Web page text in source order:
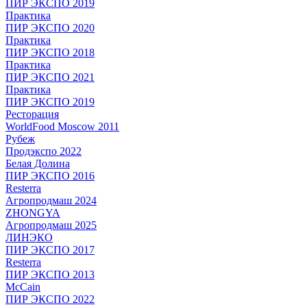
ПИР ЭКСПО 2019
Практика
ПИР ЭКСПО 2020
Практика
ПИР ЭКСПО 2018
Практика
ПИР ЭКСПО 2021
Практика
ПИР ЭКСПО 2019
Ресторация
WorldFood Moscow 2011
Рубеж
Продэкспо 2022
Белая Долина
ПИР ЭКСПО 2016
Resterra
Агропродмаш 2024
ZHONGYA
Агропродмаш 2025
ЛИНЭКО
ПИР ЭКСПО 2017
Resterra
ПИР ЭКСПО 2013
McCain
ПИР ЭКСПО 2022